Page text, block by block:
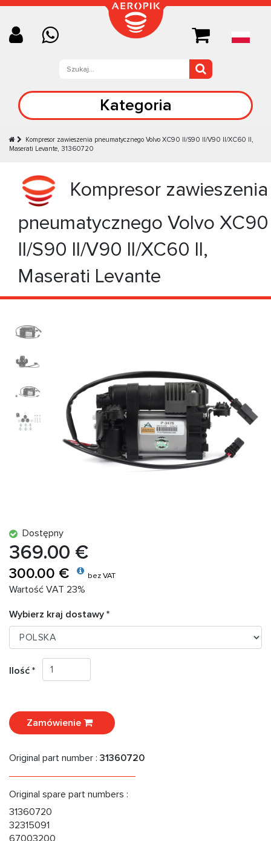
Kategoria
Kompresor zawieszenia pneumatycznego Volvo XC90 II/S90 II/V90 II/XC60 II,
Maserati Levante, 31360720
Kompresor zawieszenia
pneumatycznego Volvo XC90
II/S90 II/V90 II/XC60 II,
Maserati Levante
Dostępny
369.00 €
300.00 € bez VAT
Wartość VAT 23%
Wybierz kraj dostawy *
Ilość *
Zamówienie
Original part number : 31360720
Original spare part numbers :
31360720
32315091